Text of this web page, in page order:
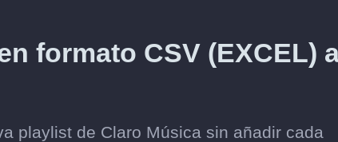
formato CSV (EXCEL)
playlist de Claro Música sin añadir cada